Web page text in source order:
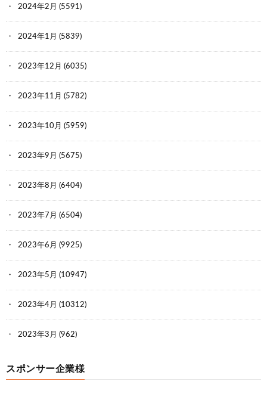
2024年2月 (5591)
2024年1月 (5839)
2023年12月 (6035)
2023年11月 (5782)
2023年10月 (5959)
2023年9月 (5675)
2023年8月 (6404)
2023年7月 (6504)
2023年6月 (9925)
2023年5月 (10947)
2023年4月 (10312)
2023年3月 (962)
スポンサー企業様